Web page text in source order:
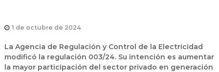
1 de octubre de 2024
La Agencia de Regulación y Control de la Electricidad
modificó la regulación 003/24. Su intención es aumentar
la mayor participación del sector privado en generación